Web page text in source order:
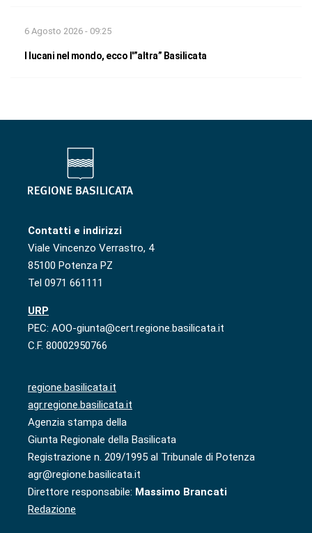
6 Agosto 2026 - 09:25
I lucani nel mondo, ecco l'”altra” Basilicata
Contatti e indirizzi
Viale Vincenzo Verrastro, 4
85100 Potenza PZ
Tel 0971 661111
URP
PEC: AOO-giunta@cert.regione.basilicata.it
C.F. 80002950766
regione.basilicata.it
agr.regione.basilicata.it
Agenzia stampa della
Giunta Regionale della Basilicata
Registrazione n. 209/1995 al Tribunale di Potenza
agr@regione.basilicata.it
Direttore responsabile: Massimo Brancati
Redazione